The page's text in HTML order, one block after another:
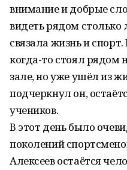
внимание и добрые
видеть рядом
связала жизнь и
когда-то стоял рядом
зале, но уже ушёл из
подчеркнул он,
учеников.
В этот день было
поколений
Алексеев остаётся